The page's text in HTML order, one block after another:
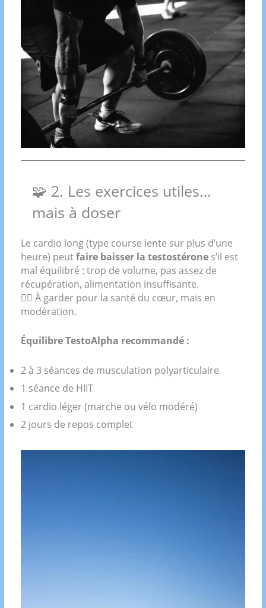
🧩 2. Les exercices utiles…
mais à doser
Le cardio long (type course lente sur plus d’une
heure) peutfaire baisser la testostérone s’il est
mal équilibré : trop de volume, pas assez de
récupération, alimentation insuffisante.
🧘‍♂️ À garder pour la santé du cœur, mais en
modération.
Équilibre TestoAlpha recommandé :
2 à 3 séances de musculation polyarticulaire
1 séance de HIIT
1 cardio léger (marche ou vélo modéré)
2 jours de repos complet